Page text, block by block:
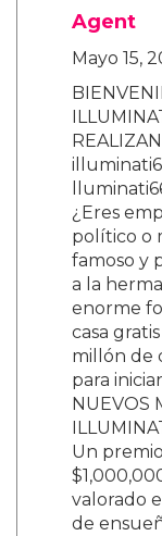
Agent
Mayo 15,
¿Eres
político o
famoso y
a la
enorme
casa
millón de
para
NUEVOS
Un
valorado
de